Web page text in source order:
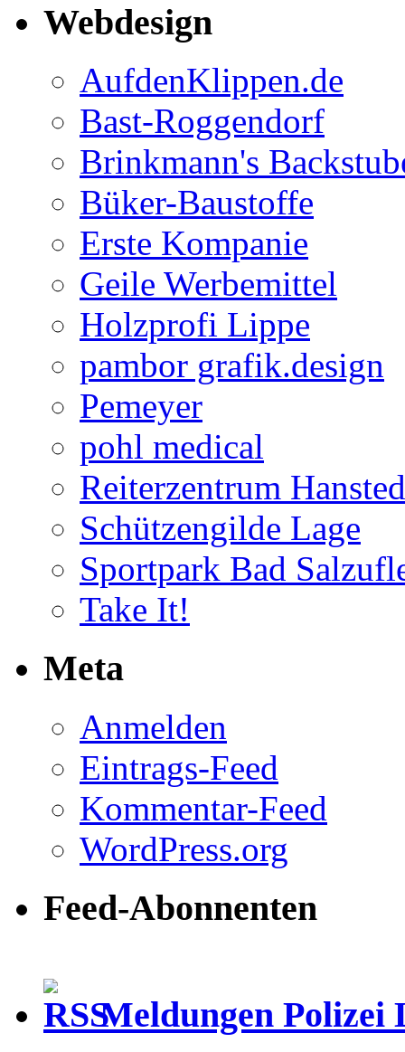
Webdesign
AufdenKlippen.de
Bast-Roggendorf
Brinkmann's
Büker-Baustoffe
Erste Kompanie
Geile Werbemittel
Holzprofi Lippe
pambor grafik.design
Pemeyer
pohl medical
Reiterzentrum
Schützengilde Lage
Sportpark Bad
Take It!
Meta
Anmelden
Eintrags-Feed
Kommentar-Feed
WordPress.org
Feed-Abonnenten
Meldungen Polizei